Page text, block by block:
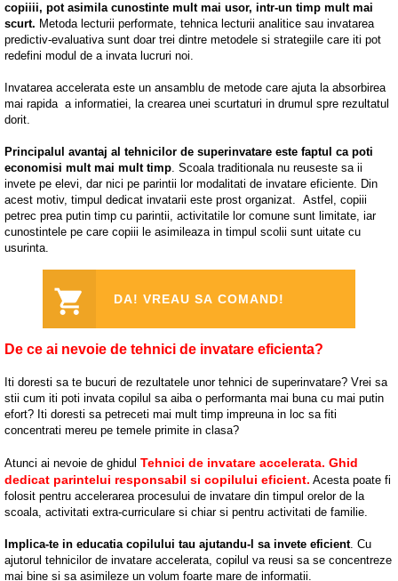
copiiii, pot asimila cunostinte mult mai usor, intr-un timp mult mai
scurt. Metoda lecturii performate, tehnica lecturii analitice sau invatarea
predictiv-evaluativa sunt doar trei dintre metodele si strategiile care iti pot
redefini modul de a invata lucruri noi.
Invatarea accelerata este un ansamblu de metode care ajuta la absorbirea
mai rapida a informatiei, la crearea unei scurtaturi in drumul spre rezultatul
dorit.
Principalul avantaj al tehnicilor de superinvatare este faptul ca poti
economisi mult mai mult timp. Scoala traditionala nu reuseste sa ii
invete pe elevi, dar nici pe parintii lor modalitati de invatare eficiente. Din
acest motiv, timpul dedicat invatarii este prost organizat. Astfel, copiii
petrec prea putin timp cu parintii, activitatile lor comune sunt limitate, iar
cunostintele pe care copiii le asimileaza in timpul scolii sunt uitate cu
usurinta.
DA! VREAU SA COMAND!
De ce ai nevoie de tehnici de invatare eficienta?
Iti doresti sa te bucuri de rezultatele unor tehnici de superinvatare? Vrei sa
stii cum iti poti invata copilul sa aiba o performanta mai buna cu mai putin
efort? Iti doresti sa petreceti mai mult timp impreuna in loc sa fiti
concentrati mereu pe temele primite in clasa?
Atunci ai nevoie de ghidul Tehnici de invatare accelerata. Ghid
dedicat parintelui responsabil si copilului eficient. Acesta poate fi
folosit pentru accelerarea procesului de invatare din timpul orelor de la
scoala, activitati extra-curriculare si chiar si pentru activitati de familie.
Implica-te in educatia copilului tau ajutandu-l sa invete eficient. Cu
ajutorul tehnicilor de invatare accelerata, copilul va reusi sa se concentreze
mai bine si sa asimileze un volum foarte mare de informatii.